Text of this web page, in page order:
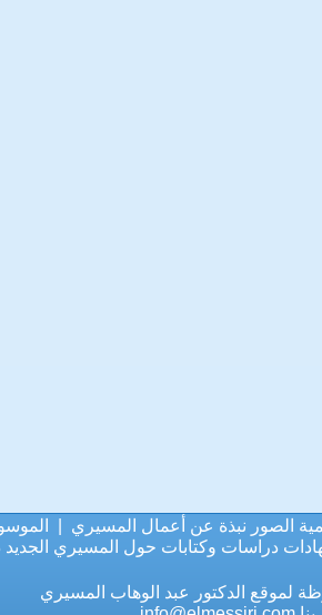
الصور نبذة عن أعمال المسيري
دراسات وكتابات حول المسيري الجديد
لموقع الدكتور عبد الوهاب المسيري